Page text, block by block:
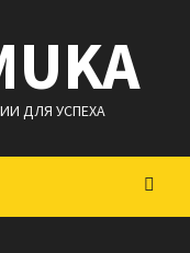
ДЛЯ УСПЕХА